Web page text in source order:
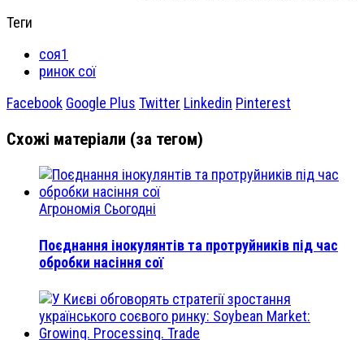
Теги
соя1
ринок сої
Facebook Google Plus Twitter Linkedin Pinterest
Схожі матеріали (за тегом)
Агрономія Сьогодні
Поєднання інокулянтів та протруйників під час
обробки насіння сої